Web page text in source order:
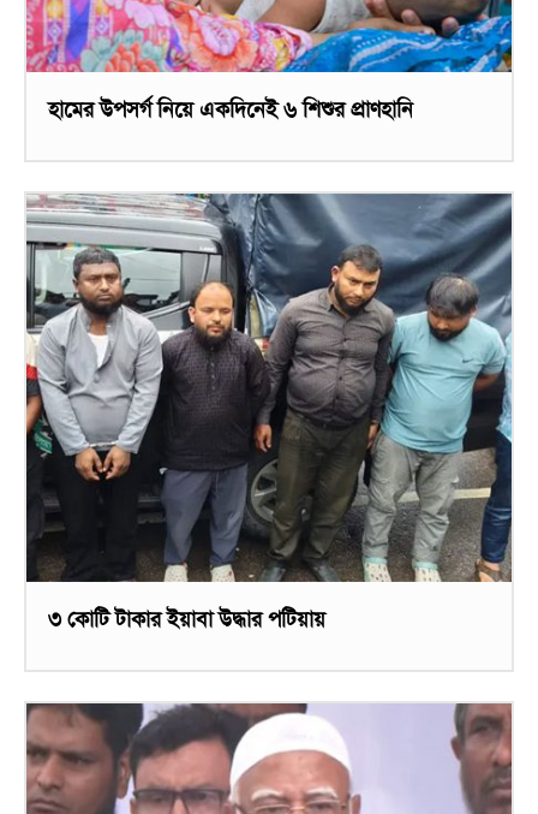
হামের উপসর্গ নিয়ে একদিনেই ৬ শিশুর প্রাণহানি
৩ কোটি টাকার ইয়াবা উদ্ধার পটিয়ায়